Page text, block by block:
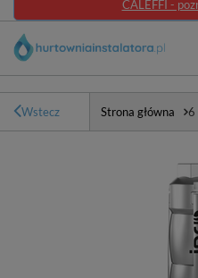
CALEFFI -
Wstecz Strona główna 6